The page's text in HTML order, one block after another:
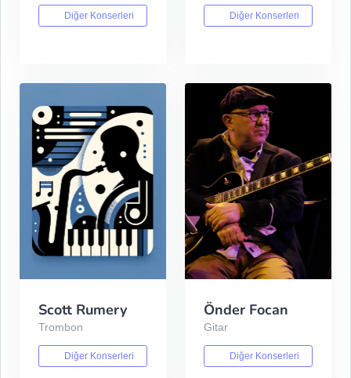
Diğer Konserleri Diğer Konserleri
Scott Rumery
Trombon
Diğer Konserleri
Önder Focan
Gitar
Diğer Konserleri